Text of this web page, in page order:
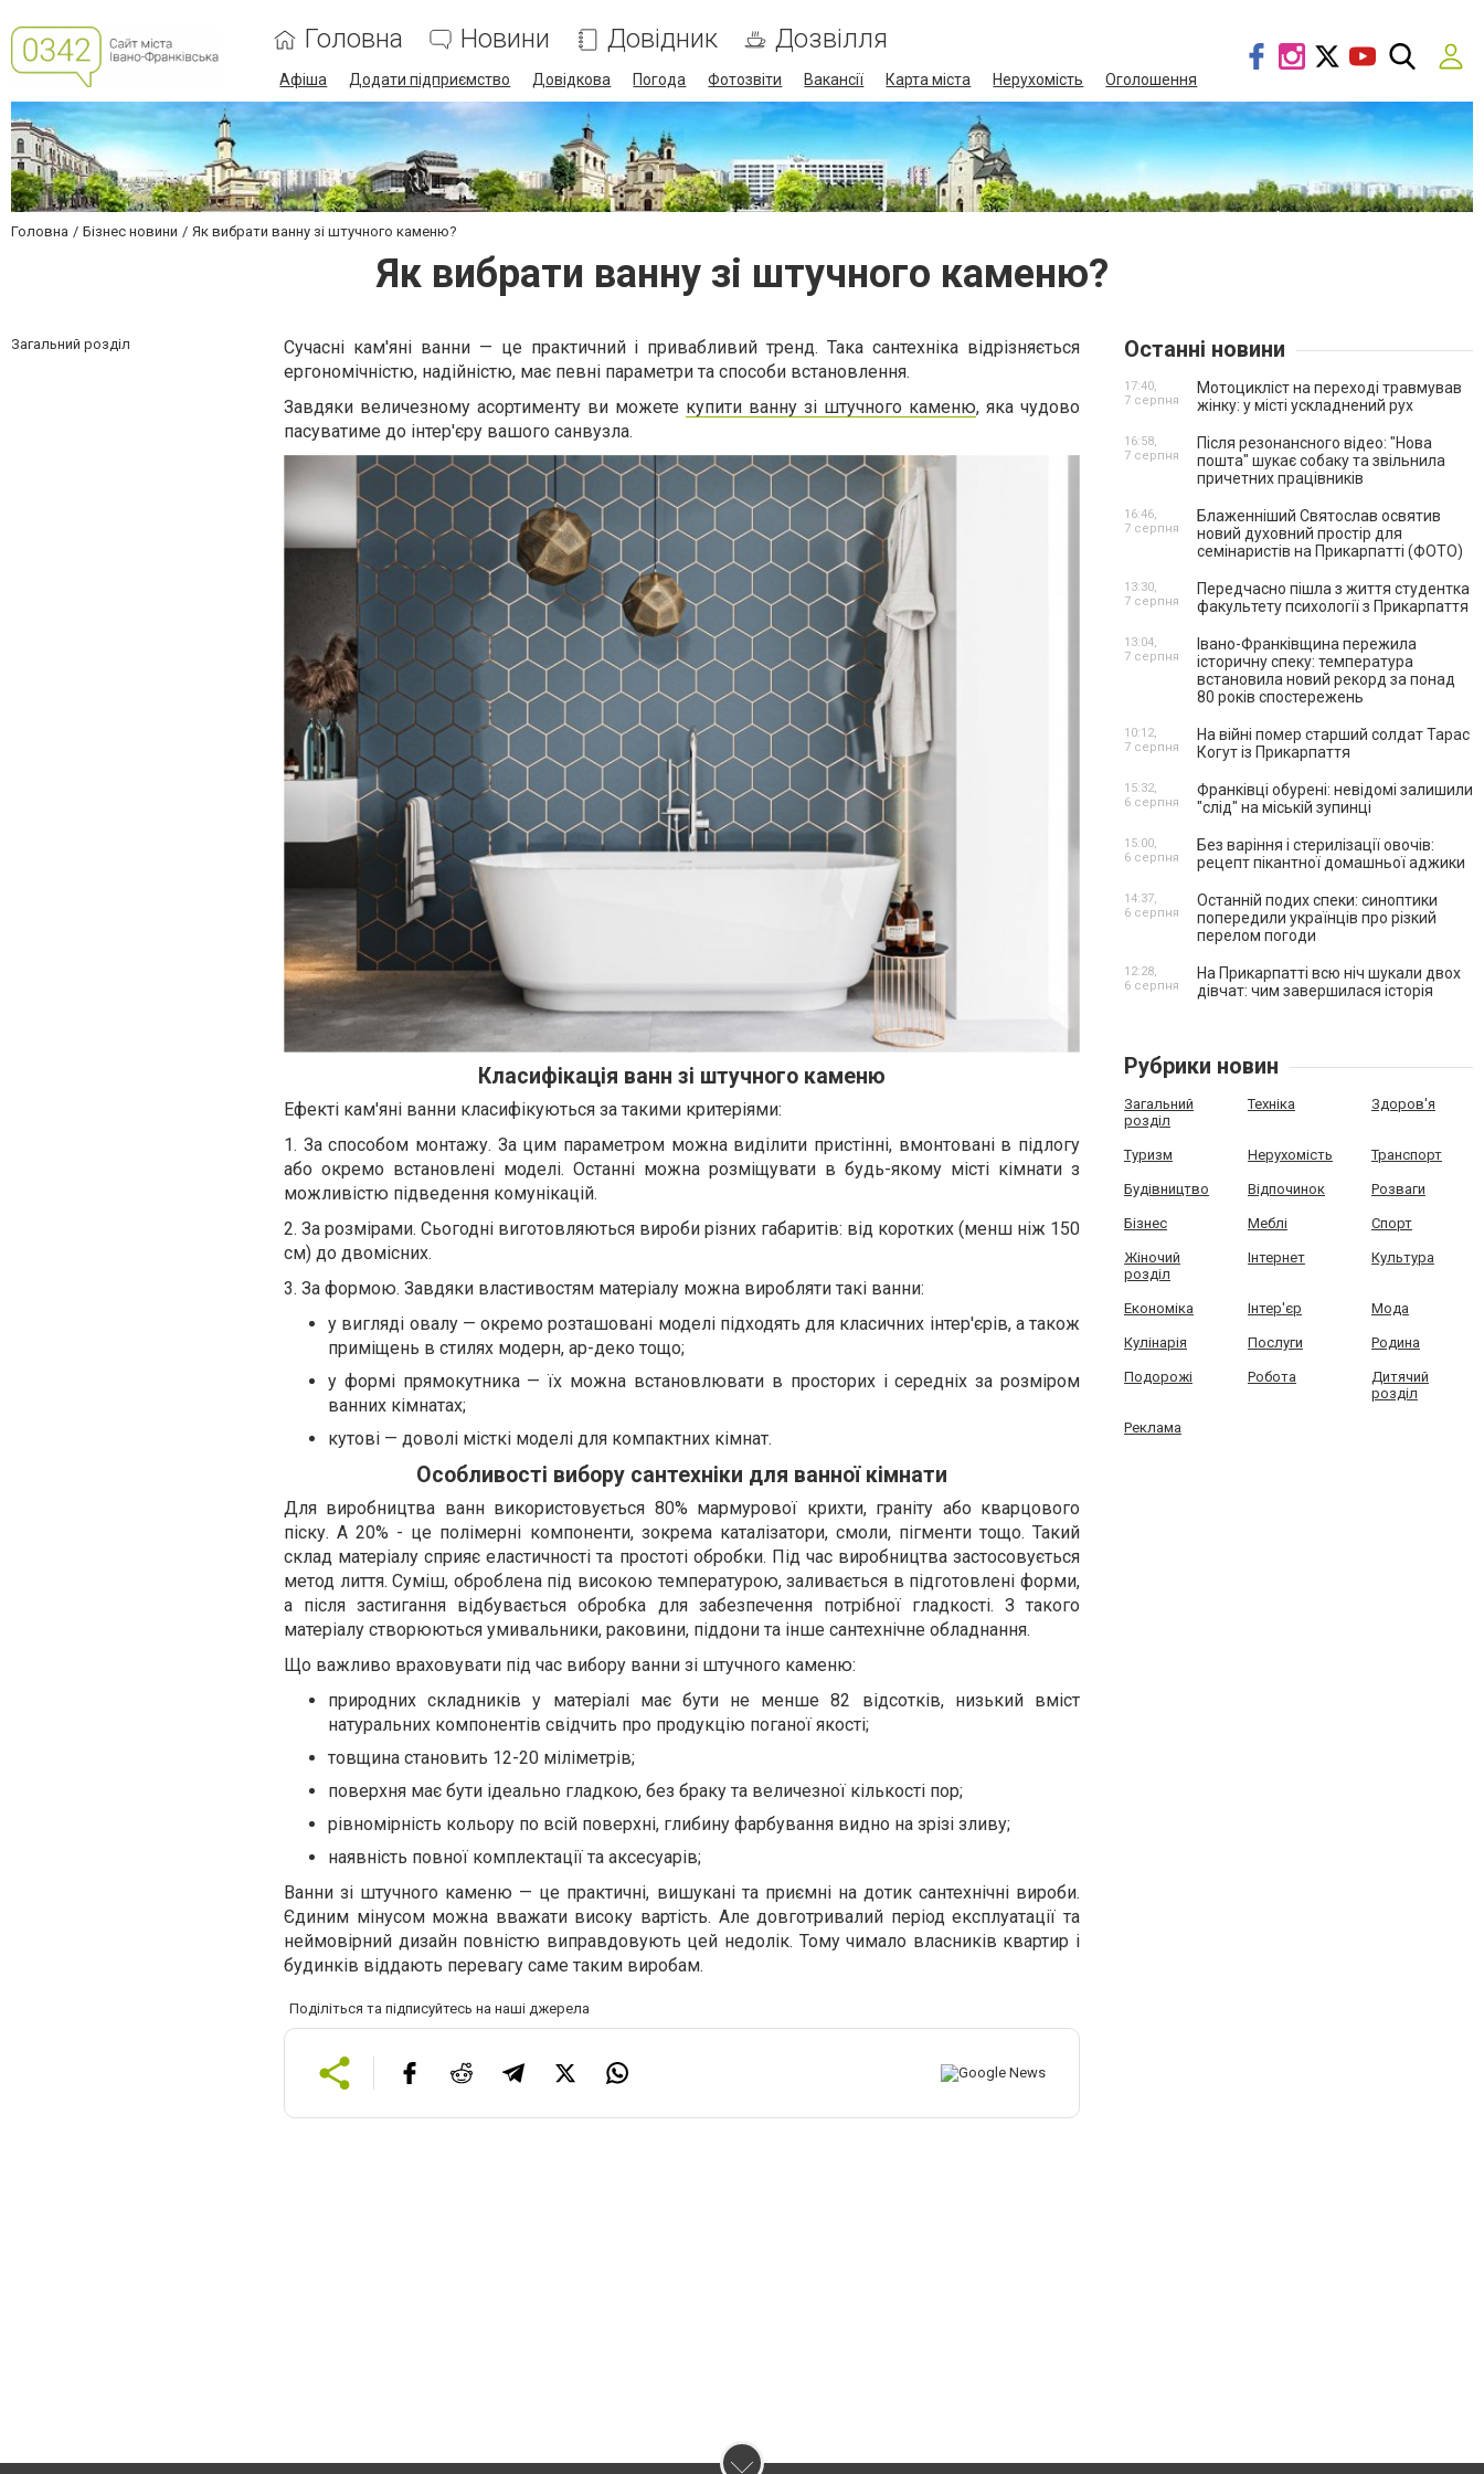
Головна Новини Довідник Дозвілля
Афіша Додати підприємство Довідкова Погода Фотозвіти Вакансії Карта міста Нерухомість Оголошення
Головна Бізнес новини Як вибрати ванну зі штучного каменю?
Як вибрати ванну зі штучного каменю?
Загальний розділ
Сучасні кам'яні ванни — це практичний і привабливий тренд. Така сантехніка відрізняється
ергономічністю, надійністю, має певні параметри та способи встановлення.
Завдяки величезному асортименту ви можете купити ванну зі штучного каменю, яка чудово
пасуватиме до інтер'єру вашого санвузла.
Класифікація ванн зі штучного каменю
Ефекті кам'яні ванни класифікуються за такими критеріями:
1. За способом монтажу. За цим параметром можна виділити пристінні, вмонтовані в підлогу
або окремо встановлені моделі. Останні можна розміщувати в будь-якому місті кімнати з
можливістю підведення комунікацій.
2. За розмірами. Сьогодні виготовляються вироби різних габаритів: від коротких (менш ніж 150
см) до двомісних.
3. За формою. Завдяки властивостям матеріалу можна виробляти такі ванни:
у вигляді овалу — окремо розташовані моделі підходять для класичних інтер'єрів, а також
приміщень в стилях модерн, ар-деко тощо;
у формі прямокутника — їх можна встановлювати в просторих і середніх за розміром
ванних кімнатах;
кутові — доволі місткі моделі для компактних кімнат.
Особливості вибору сантехніки для ванної кімнати
Для виробництва ванн використовується 80% мармурової крихти, граніту або кварцового
піску. А 20% - це полімерні компоненти, зокрема каталізатори, смоли, пігменти тощо. Такий
склад матеріалу сприяє еластичності та простоті обробки. Під час виробництва застосовується
метод лиття. Суміш, оброблена під високою температурою, заливається в підготовлені форми,
а після застигання відбувається обробка для забезпечення потрібної гладкості. З такого
матеріалу створюються умивальники, раковини, піддони та інше сантехнічне обладнання.
Що важливо враховувати під час вибору ванни зі штучного каменю:
природних складників у матеріалі має бути не менше 82 відсотків, низький вміст
натуральних компонентів свідчить про продукцію поганої якості;
товщина становить 12-20 міліметрів;
поверхня має бути ідеально гладкою, без браку та величезної кількості пор;
рівномірність кольору по всій поверхні, глибину фарбування видно на зрізі зливу;
наявність повної комплектації та аксесуарів;
Ванни зі штучного каменю — це практичні, вишукані та приємні на дотик сантехнічні вироби.
Єдиним мінусом можна вважати високу вартість. Але довготривалий період експлуатації та
неймовірний дизайн повністю виправдовують цей недолік. Тому чимало власників квартир і
будинків віддають перевагу саме таким виробам.
Поділіться та підписуйтесь на наші джерела
Останні новини
Мотоцикліст на переході травмував
жінку: у місті ускладнений рух
17:40,
7 серпня
Після резонансного відео: "Нова
пошта" шукає собаку та звільнила
причетних працівників
16:58,
7 серпня
Блаженніший Святослав освятив
новий духовний простір для
семінаристів на Прикарпатті (ФОТО)
16:46,
7 серпня
Передчасно пішла з життя студентка
факультету психології з Прикарпаття
13:30,
7 серпня
Івано-Франківщина пережила
історичну спеку: температура
встановила новий рекорд за понад
80 років спостережень
13:04,
7 серпня
На війні помер старший солдат Тарас
Когут із Прикарпаття
10:12,
7 серпня
Франківці обурені: невідомі залишили
"слід" на міській зупинці
15:32,
6 серпня
Без варіння і стерилізації овочів:
рецепт пікантної домашньої аджики
15:00,
6 серпня
Останній подих спеки: синоптики
попередили українців про різкий
перелом погоди
14:37,
6 серпня
На Прикарпатті всю ніч шукали двох
дівчат: чим завершилася історія
12:28,
6 серпня
Рубрики новин
Загальний
розділ
Техніка Здоров'я
Туризм Нерухомість Транспорт
Будівництво Відпочинок Розваги
Бізнес Меблі Спорт
Жіночий
розділ
Інтернет Культура
Економіка Інтер'єр Мода
Кулінарія Послуги Родина
Подорожі Робота
Дитячий
розділ
Реклама